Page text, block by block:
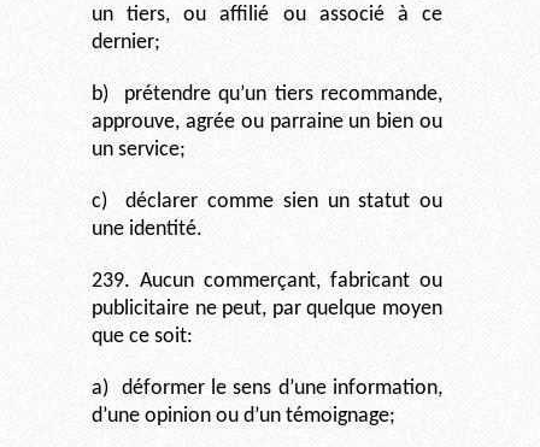
un tiers, ou affilié ou associé à ce
dernier;
b)
prétendre qu’un tiers recommande,
approuve, agrée ou parraine un bien ou
un service;
c)
déclarer comme sien un statut ou
une identité.
239. Aucun commerçant, fabricant ou
publicitaire ne peut, par quelque moyen
que ce soit:
a) déformer le sens d’une information,
d’une opinion ou d’un témoignage;